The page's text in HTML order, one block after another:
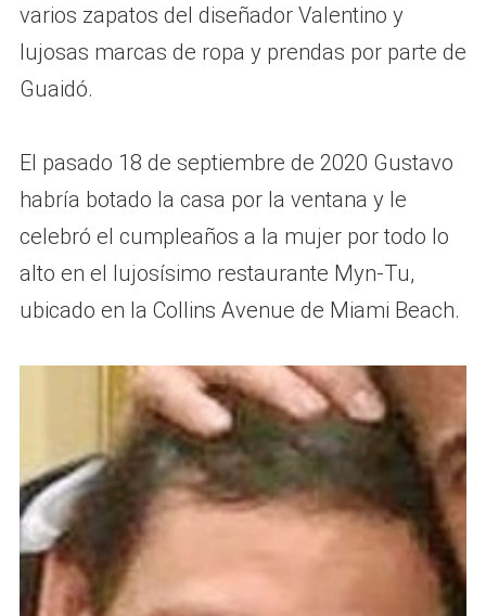
varios zapatos del diseñador Valentino y
lujosas marcas de ropa y prendas por parte de
Guaidó.
El pasado 18 de septiembre de 2020 Gustavo
habría botado la casa por la ventana y le
celebró el cumpleaños a la mujer por todo lo
alto en el lujosísimo restaurante Myn-Tu,
ubicado en la Collins Avenue de Miami Beach.